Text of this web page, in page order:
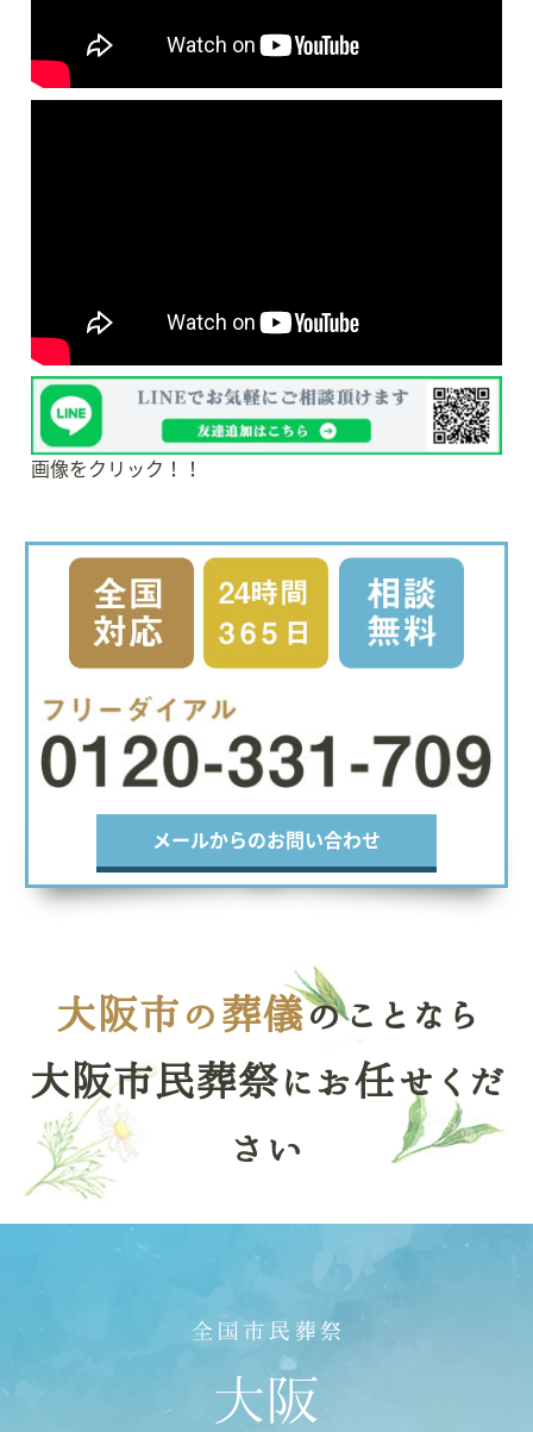
画像をクリック！！
メールからのお問い合わせ
大阪市の葬儀のことなら
大阪市民葬祭にお任せくだ
さい